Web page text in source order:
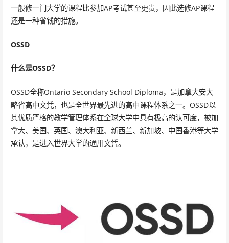
一般修一门大学的课程比参加AP考试甚至更贵，因此选修AP课程
还是一种省钱的措施。
OSSD
什么是OSSD？
OSSD全称Ontario Secondary School Diploma，是加拿大安大
略省高中文凭，也是全世界最先进的高中课程体系之一。OSSD以
其优质严格的教学管理体系在全球大学中具有极高的认可度，被加
拿大、美国、英国、澳大利亚、新西兰、新加坡、中国香港等大学
承认，是进入世界大学的通用文凭。